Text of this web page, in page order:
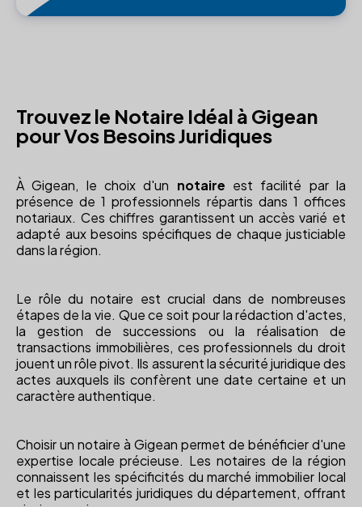
Trouvez le Notaire Idéal à Gigean
pour Vos Besoins Juridiques
À Gigean, le choix d'un notaire est facilité par la
présence de 1 professionnels répartis dans 1 offices
notariaux. Ces chiffres garantissent un accès varié et
adapté aux besoins spécifiques de chaque justiciable
dans la région.
Le rôle du notaire est crucial dans de nombreuses
étapes de la vie. Que ce soit pour la rédaction d'actes,
la gestion de successions ou la réalisation de
transactions immobilières, ces professionnels du droit
jouent un rôle pivot. Ils assurent la sécurité juridique des
actes auxquels ils confèrent une date certaine et un
caractère authentique.
Choisir un notaire à Gigean permet de bénéficier d'une
expertise locale précieuse. Les notaires de la région
connaissent les spécificités du marché immobilier local
et les particularités juridiques du département, offrant